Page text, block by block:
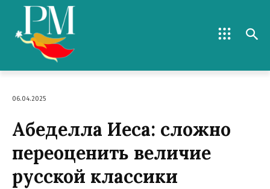
06.04.2025
Абеделла Иеса: сложно
переоценить величие
русской классики